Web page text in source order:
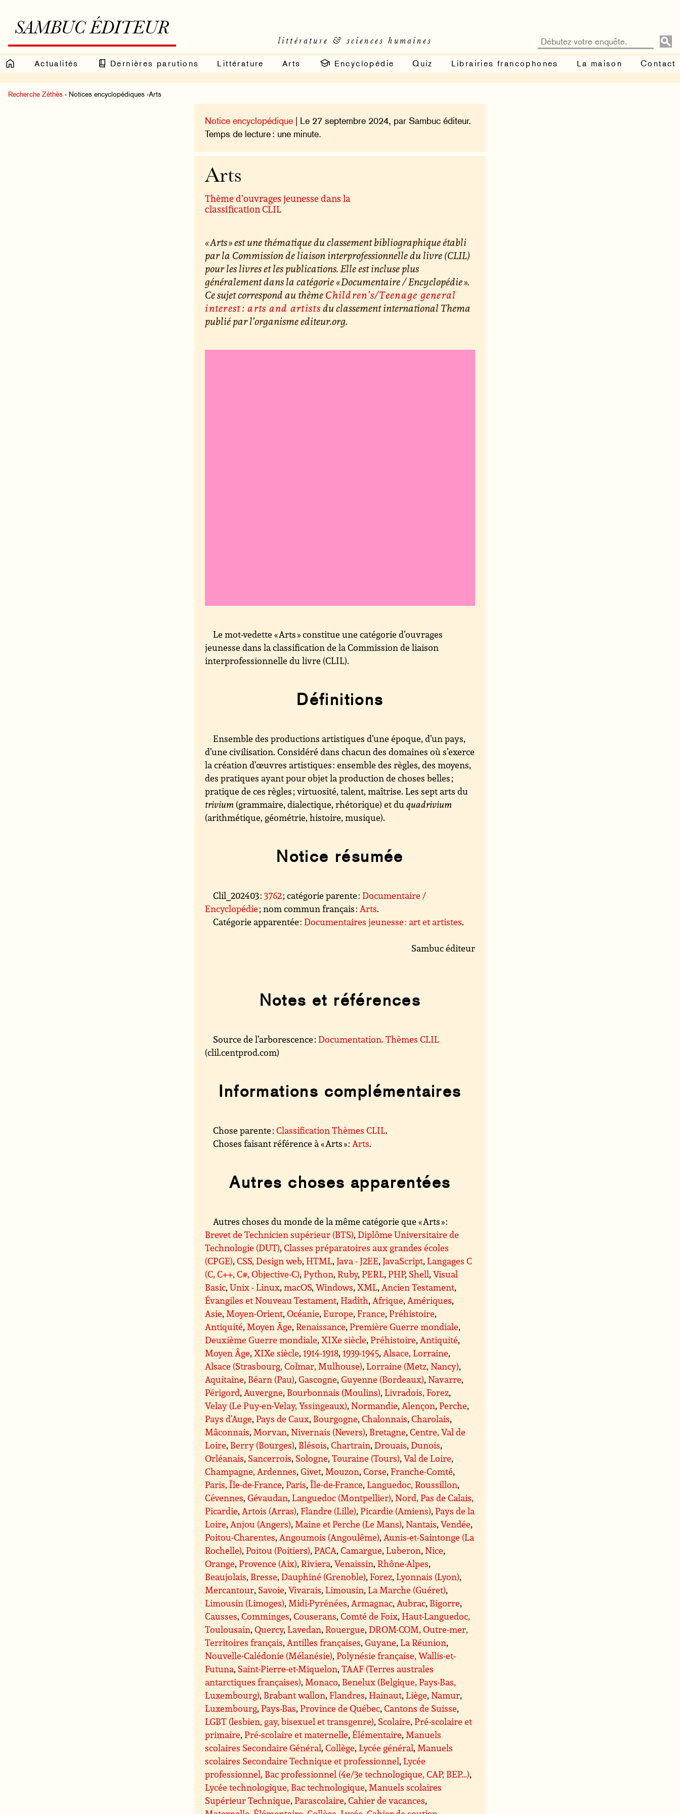
SAMBUC ÉDITEUR
littérature & sciences humaines
Actualités Dernières parutions Littérature Arts Encyclopédie Quiz Librairies francophones La maison Contact
Recherche Zéthès › Notices encyclopédiques ›Arts
Notice encyclopédique | Le 27 septembre 2024, par Sambuc éditeur.
Temps de lecture : une minute.
Arts
Thème d’ouvrages jeunesse dans la
classification CLIL
« Arts » est une thématique du classement bibliographique établi
par la Commission de liaison interprofessionnelle du livre (CLIL)
pour les livres et les publications. Elle est incluse plus
généralement dans la catégorie « Documentaire / Encyclopédie ».
Ce sujet correspond au thèmeChildren’s/Teenage general
interest : arts and artistsdu classement international Thema
publié par l’organisme editeur.org.
Le mot-vedette « Arts » constitue une catégorie d’ouvrages
jeunesse dans la classification de la Commission de liaison
interprofessionnelle du livre (CLIL).
Définitions
Ensemble des productions artistiques d’une époque, d’un pays,
d’une civilisation. Considéré dans chacun des domaines où s’exerce
la création d’œuvres artistiques : ensemble des règles, des moyens,
des pratiques ayant pour objet la production de choses belles ;
pratique de ces règles ; virtuosité, talent, maîtrise. Les sept arts du
trivium (grammaire, dialectique, rhétorique) et duquadrivium
(arithmétique, géométrie, histoire, musique).
Notice résumée
Clil_202403 :3762; catégorie parente :Documentaire /
Encyclopédie; nom commun français : Arts.
Catégorie apparentée :Documentaires jeunesse : art et artistes.
Sambuc éditeur
Notes et références
Source de l’arborescence :Documentation. Thèmes CLIL
(clil.centprod.com)
Informations complémentaires
Chose parente :Classification Thèmes CLIL.
Choses faisant référence à « Arts » : Arts.
Autres choses apparentées
Autres choses du monde de la même catégorie que « Arts » :
Brevet de Technicien supérieur (BTS),Diplôme Universitaire de
Technologie (DUT),Classes préparatoires aux grandes écoles
(CPGE),CSS, Design web,HTML,Java - J2EE,JavaScript,Langages C
(C, C++, C#, Objective-C),Python,Ruby,PERL,PHP, Shell,Visual
Basic,Unix - Linux,macOS,Windows,XML, Ancien Testament,
Évangiles et Nouveau Testament,Hadith, Afrique, Amériques,
Asie, Moyen-Orient,Océanie,Europe,France,Préhistoire,
Antiquité, Moyen Âge,Renaissance,Première Guerre mondiale,
Deuxième Guerre mondiale,XIXe siècle,Préhistoire, Antiquité,
Moyen Âge,XIXe siècle,1914-1918,1939-1945, Alsace, Lorraine,
Alsace (Strasbourg, Colmar, Mulhouse),Lorraine (Metz, Nancy),
Aquitaine, Béarn (Pau),Gascogne,Guyenne (Bordeaux),Navarre,
Périgord, Auvergne, Bourbonnais (Moulins),Livradois, Forez,
Velay (Le Puy-en-Velay, Yssingeaux),Normandie, Alençon,Perche,
Pays d’Auge,Pays de Caux, Bourgogne,Chalonnais,Charolais,
Mâconnais, Morvan,Nivernais (Nevers), Bretagne,Centre, Val de
Loire, Berry (Bourges), Blésois,Chartrain,Drouais,Dunois,
Orléanais, Sancerrois, Sologne,Touraine (Tours),Val de Loire,
Champagne, Ardennes,Givet, Mouzon,Corse,Franche-Comté,
Paris, Île-de-France,Paris,Île-de-France,Languedoc, Roussillon,
Cévennes,Gévaudan,Languedoc (Montpellier),Nord, Pas de Calais,
Picardie, Artois (Arras),Flandre (Lille),Picardie (Amiens),Pays de la
Loire, Anjou (Angers), Maine et Perche (Le Mans),Nantais,Vendée,
Poitou-Charentes, Angoumois (Angoulême), Aunis-et-Saintonge (La
Rochelle),Poitou (Poitiers),PACA,Camargue,Luberon,Nice,
Orange,Provence (Aix),Riviera,Venaissin,Rhône-Alpes,
Beaujolais, Bresse,Dauphiné (Grenoble),Forez,Lyonnais (Lyon),
Mercantour, Savoie,Vivarais,Limousin,La Marche (Guéret),
Limousin (Limoges), Midi-Pyrénées, Armagnac, Aubrac, Bigorre,
Causses,Comminges,Couserans,Comté de Foix,Haut-Languedoc,
Toulousain,Quercy,Lavedan,Rouergue,DROM-COM, Outre-mer,
Territoires français, Antilles françaises,Guyane,La Réunion,
Nouvelle-Calédonie (Mélanésie),Polynésie française, Wallis-et-
Futuna, Saint-Pierre-et-Miquelon,TAAF (Terres australes
antarctiques françaises), Monaco, Benelux (Belgique, Pays-Bas,
Luxembourg), Brabant wallon,Flandres,Hainaut,Liège,Namur,
Luxembourg,Pays-Bas,Province de Québec,Cantons de Suisse,
LGBT (lesbien, gay, bisexuel et transgenre), Scolaire,Pré-scolaire et
primaire,Pré-scolaire et maternelle,Élémentaire, Manuels
scolaires Secondaire Général,Collège,Lycée général, Manuels
scolaires Secondaire Technique et professionnel,Lycée
professionnel, Bac professionnel (4e/3e technologique, CAP, BEP…),
Lycée technologique, Bac technologique, Manuels scolaires
Supérieur Technique,Parascolaire,Cahier de vacances,